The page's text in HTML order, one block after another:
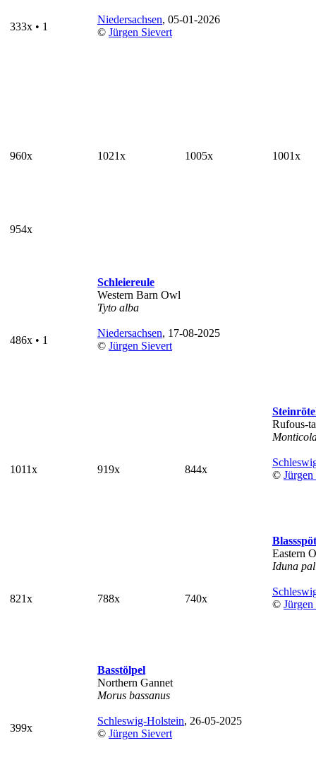
333x • 1
Niedersachsen, 05-01-2026
© Jürgen Sievert
960x 1021x 1005x 1001x
954x
486x • 1
Schleiereule
Western Barn Owl
Tyto alba
Niedersachsen, 17-08-2025
© Jürgen Sievert
1011x 919x 844x
Rufous-
©
821x 788x 740x
Eastern
Iduna
©
399x
Basstölpel
Northern Gannet
Morus bassanus
Schleswig-Holstein, 26-05-2025
© Jürgen Sievert